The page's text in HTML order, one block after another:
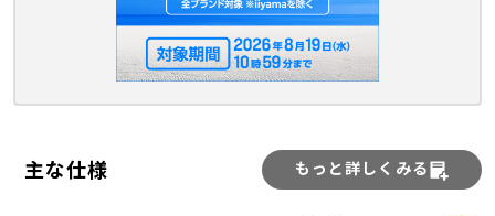
主な仕様 もっと詳しくみる